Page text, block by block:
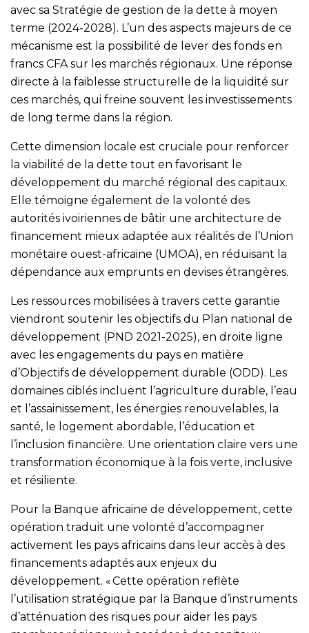
avec sa Stratégie de gestion de la dette à moyen
terme (2024-2028). L’un des aspects majeurs de ce
mécanisme est la possibilité de lever des fonds en
francs CFA sur les marchés régionaux. Une réponse
directe à la faiblesse structurelle de la liquidité sur
ces marchés, qui freine souvent les investissements
de long terme dans la région.
Cette dimension locale est cruciale pour renforcer
la viabilité de la dette tout en favorisant le
développement du marché régional des capitaux.
Elle témoigne également de la volonté des
autorités ivoiriennes de bâtir une architecture de
financement mieux adaptée aux réalités de l’Union
monétaire ouest-africaine (UMOA), en réduisant la
dépendance aux emprunts en devises étrangères.
Les ressources mobilisées à travers cette garantie
viendront soutenir les objectifs du Plan national de
développement (PND 2021-2025), en droite ligne
avec les engagements du pays en matière
d’Objectifs de développement durable (ODD). Les
domaines ciblés incluent l’agriculture durable, l’eau
et l’assainissement, les énergies renouvelables, la
santé, le logement abordable, l’éducation et
l’inclusion financière. Une orientation claire vers une
transformation économique à la fois verte, inclusive
et résiliente.
Pour la Banque africaine de développement, cette
opération traduit une volonté d’accompagner
activement les pays africains dans leur accès à des
financements adaptés aux enjeux du
développement. « Cette opération reflète
l’utilisation stratégique par la Banque d’instruments
d’atténuation des risques pour aider les pays